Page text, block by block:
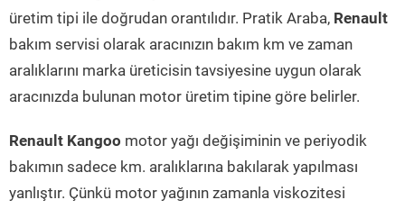
üretim tipi ile doğrudan orantılıdır. Pratik Araba, Renault
bakım servisi olarak aracınızın bakım km ve zaman
aralıklarını marka üreticisin tavsiyesine uygun olarak
aracınızda bulunan motor üretim tipine göre belirler.
Renault Kangoo motor yağı değişiminin ve periyodik
bakımın sadece km. aralıklarına bakılarak yapılması
yanlıştır. Çünkü motor yağının zamanla viskozitesi